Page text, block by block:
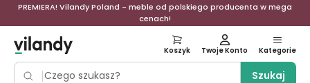
PREMIERA! Vilandy Poland - meble od polskiego producenta w mega
cenach!
Szukaj
Koszyk Twoje Konto Kategorie